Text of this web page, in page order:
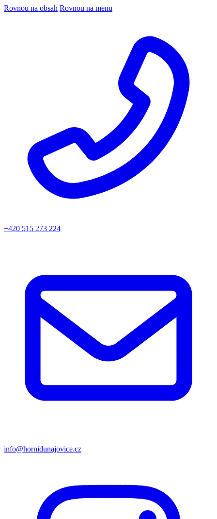
Rovnou na obsah Rovnou na menu
+420 515 273 224
info@hornidunajovice.cz